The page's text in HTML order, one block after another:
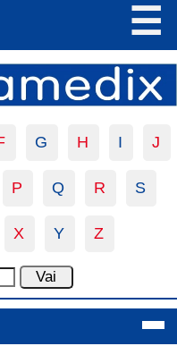
☰
G H I J
P Q R S
X Y Z